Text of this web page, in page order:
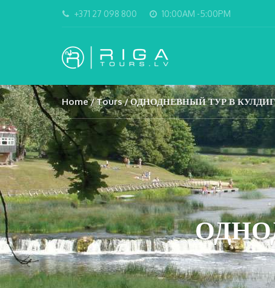
+371 27 098 800 10:00AM -5:00PM
Home Tours ОДНОДНЕВНЫЙ ТУР В